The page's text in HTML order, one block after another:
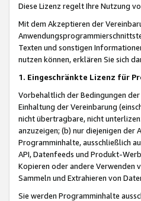
Diese Lizenz regelt Ihre Nutzung
Mit dem Akzeptieren der
Texten und sonstigen
nutzen können, erklären Sie sich
1. Eingeschränkte Lizenz für
Vorbehaltlich der Bedingungen
Einhaltung der Vereinbarung
nicht übertragbare, nicht
anzuzeigen; (b) nur diejenigen der
Programminhalte, ausschließlich
API, Datenfeeds und Produkt-
Kopieren oder andere Verwenden
Sammeln und Extrahieren von
Sie werden Programminhalte